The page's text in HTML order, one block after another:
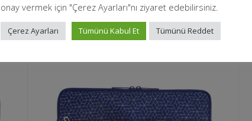
onay vermek için "Çerez Ayarları"nı ziyaret edebilirsiniz.
Çerez Ayarları Tümünü Kabul Et Tümünü Reddet